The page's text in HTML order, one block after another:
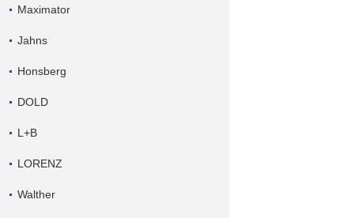
Maximator
Jahns
Honsberg
DOLD
L+B
LORENZ
Walther